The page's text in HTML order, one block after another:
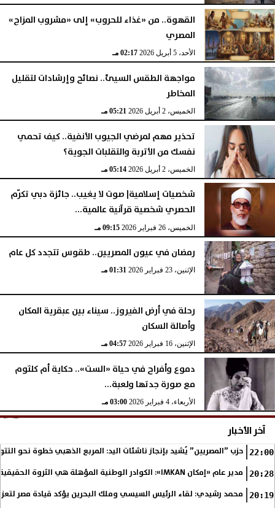
القهوة.. من «غذاء للحروب» إلى «مشروب المزاج»
المصري
الأحد، 5 أبريل 2026 02:17 مـ
مواجهة الطقس السيئ.. نصائح وإرشادات لتقليل
المخاطر
الخميس، 2 أبريل 2026 05:21 مـ
تحذير مهم لمرضي الجيوب الأنفية.. كيف تحمي
نفسك من الأتربة والتقلبات الجوية؟
الخميس، 2 أبريل 2026 05:14 مـ
شخصيات إسلامية| صوت لا يغيب.. جائزة دبي تكرّم
الحصري شخصية قرآنية عالمية...
الخميس، 26 فبراير 2026 09:15 مـ
رمضان في عيون المصريين.. طقوس تتجدد كل عام
الإثنين، 23 فبراير 2026 01:31 مـ
رحلة في أرض الفيروز.. سيناء بين عبقرية المكان
وأصالة السكان
الإثنين، 16 فبراير 2026 04:57 مـ
دموع وأفراح في حياة «الست».. حكاية أم كلثوم
مع صورة جدتها ولعبة...
الأربعاء، 4 فبراير 2026 03:00 مـ
آخر الأخبار
22:00 حزب ”المصريين” يُشيد بإنجاز ناشئات اليد: المربع الذهبي خطوة نحو
20:28 مدير عام «إمكان IMKAN»: الكوادر الوطنية المؤهلة هي الثروة الحقيقية لمستقبل التنمية في مصر
20:19 محمد رشيدي: لقاء الرئيس السيسي وملك البحرين يؤكد قيادة مصر